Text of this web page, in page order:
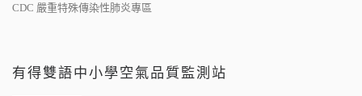
CDC 嚴重特殊傳染性肺炎專區
有得雙語中小學空氣品質監測站